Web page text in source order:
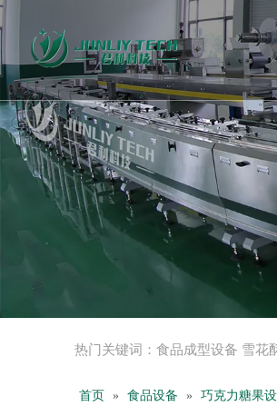
热门关键词： 食品成型设备 雪花
首页 » 食品设备 » 巧克力糖果